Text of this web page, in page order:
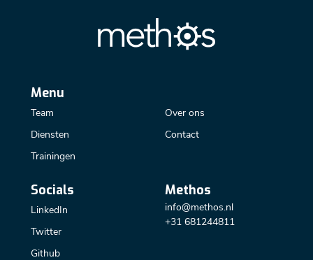
Menu
Team
Diensten
Trainingen
Over ons
Contact
Socials
LinkedIn
Twitter
Github
Methos
info@methos.nl
+31 681244811